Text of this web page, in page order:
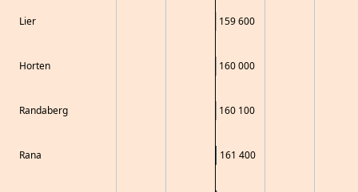
Lier
Horten
Randaberg
Rana
159 600
160 000
160 100
161 400